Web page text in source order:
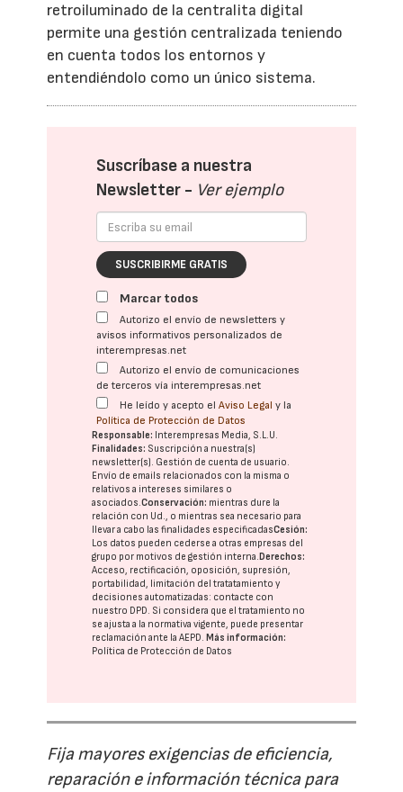
retroiluminado de la centralita digital
permite una gestión centralizada teniendo
en cuenta todos los entornos y
entendiéndolo como un único sistema.
Suscríbase a nuestra
Newsletter - Ver ejemplo
SUSCRIBIRME GRATIS
Marcar todos
Autorizo el envío de newsletters y
avisos informativos personalizados de
interempresas.net
Autorizo el envío de comunicaciones
de terceros vía interempresas.net
He leído y acepto elAviso Legal y la
Política de Protección de Datos
Responsable: Interempresas Media, S.L.U.
Finalidades: Suscripción a nuestra(s)
newsletter(s). Gestión de cuenta de usuario.
Envío de emails relacionados con la misma o
relativos a intereses similares o
asociados.Conservación: mientras dure la
relación con Ud., o mientras sea necesario para
llevar a cabo las finalidades especificadasCesión:
Los datos pueden cederse a otras empresas del
grupo por motivos de gestión interna. Derechos:
Acceso, rectificación, oposición, supresión,
portabilidad, limitación del tratatamiento y
decisiones automatizadas: contacte con
nuestro DPD. Si considera que el tratamiento no
se ajusta a la normativa vigente, puede presentar
reclamación ante laAEPD. Más información:
Política de Protección de Datos
Fija mayores exigencias de eficiencia,
reparación e información técnica para